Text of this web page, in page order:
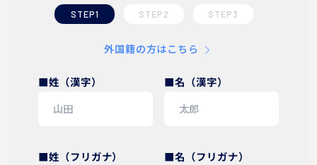
STEP1 STEP2 STEP3
外国籍の方はこちら
■姓（漢字） ■名（漢字）
■姓（フリガナ） ■名（フリガナ）